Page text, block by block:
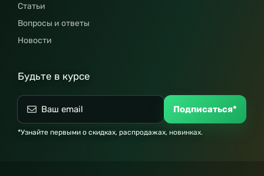
Статьи
Вопросы и ответы
Новости
Будьте в курсе
Подписаться*
*Узнайте первыми о скидках, распродажах, новинках.